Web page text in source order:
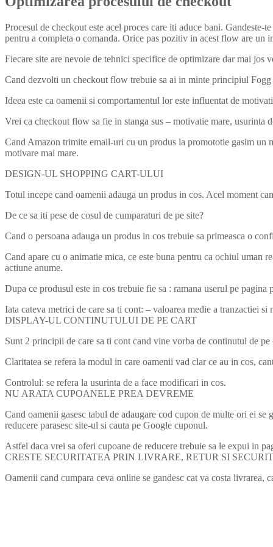
Procesul de checkout este acel proces care iti aduce bani.
pentru a completa o comanda. Orice pas pozitiv in acest flow are un
Fiecare site are nevoie de tehnici specifice de optimizare dar mai jos
Cand dezvolti un checkout flow trebuie sa ai in minte principiul
Ideea este ca oamenii si comportamentul lor este influentat de
Vrei ca checkout flow sa fie in stanga sus – motivatie mare, usurinta
Cand Amazon trimite email-uri cu un produs la promototie gasim un
motivare mai mare.
DESIGN-UL SHOPPING CART-ULUI
Totul incepe cand oamenii adauga un produs in cos. Acel moment
De ce sa iti pese de cosul de cumparaturi de pe site?
Cand o persoana adauga un produs in cos trebuie sa primeasca o
Cand apare cu o animatie mica, ce este buna pentru ca ochiul uman
actiune anume.
Dupa ce produsul este in cos trebuie fie sa : ramana userul pe
Iata cateva metrici de care sa ti cont: – valoarea medie a tranzactiei
DISPLAY-UL CONTINUTULUI DE PE CART
Sunt 2 principii de care sa ti cont cand vine vorba de continutul de pe
Claritatea se refera la modul in care oamenii vad clar ce au in cos,
Controlul: se refera la usurinta de a face modificari in cos.
NU ARATA CUPOANELE PREA DEVREME
Cand oamenii gasesc tabul de adaugare cod cupon de multe ori ei
reducere parasesc site-ul si cauta pe Google cuponul.
Astfel daca vrei sa oferi cupoane de reducere trebuie sa le expui in
CRESTE SECURITATEA PRIN LIVRARE, RETUR SI
Oamenii cand cumpara ceva online se gandesc cat va costa livrarea,